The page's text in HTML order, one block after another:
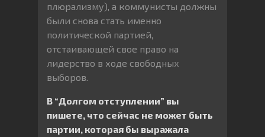
плюрализму), а коммунисты должны
были снова стать именно
политической партией,
отстаивающей свое право на
лидерство в ходе свободных
выборов.
В “Долгом отступлении” вы
пишете, что сейчас не может быть
партии, которая бы выражала